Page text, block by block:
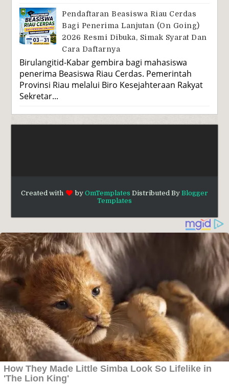
Pendaftaran Beasiswa Riau Cerdas
Bagi Penerima Lanjutan (On Going)
2026 Resmi Dibuka, Simak Syarat Dan
Cara Daftarnya
Birulangitid-Kabar gembira bagi mahasiswa
penerima Beasiswa Riau Cerdas. Pemerintah
Provinsi Riau melalui Biro Kesejahteraan Rakyat
Sekretar...
Created with by OmTemplates Distributed By Blogger
Templates